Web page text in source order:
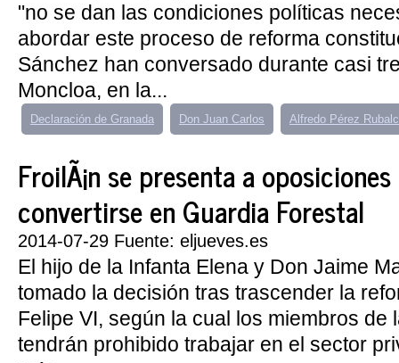
"no se dan las condiciones políticas
abordar este proceso de reforma
Sánchez han conversado durante casi
Moncloa, en la...
Declaración de Granada Don Juan Carlos Alfredo Pérez
FroilÃ¡n se presenta a
convertirse en Guardia Forestal
2014-07-29 Fuente: eljueves.es
El hijo de la Infanta Elena y Don Jaime
tomado la decisión tras trascender la
Felipe VI, según la cual los miembros de
tendrán prohibido trabajar en el sector